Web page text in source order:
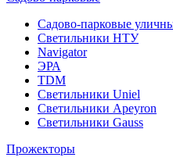
Садово-парковые
Светильники НТУ
Navigator
ЭРА
TDM
Светильники Uniel
Светильники Apeyron
Светильники Gauss
Прожекторы